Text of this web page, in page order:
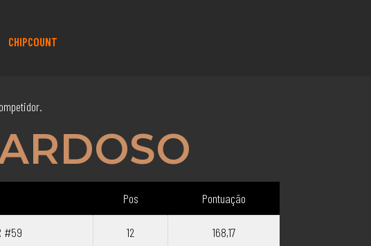
CHIPCOUNT
Pos Pontuação
#59 12 168,17